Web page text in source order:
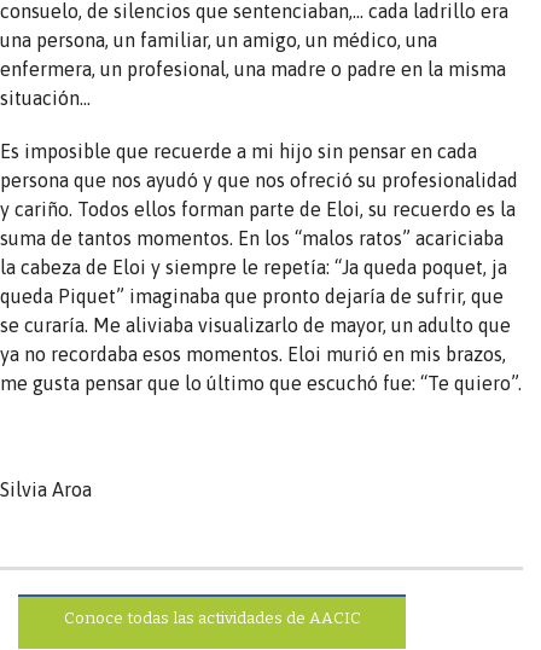
consuelo, de silencios que sentenciaban,… cada ladrillo era
una persona, un familiar, un amigo, un médico, una
enfermera, un profesional, una madre o padre en la misma
situación…
Es imposible que recuerde a mi hijo sin pensar en cada
persona que nos ayudó y que nos ofreció su profesionalidad
y cariño. Todos ellos forman parte de Eloi, su recuerdo es la
suma de tantos momentos. En los “malos ratos” acariciaba
la cabeza de Eloi y siempre le repetía: “Ja queda poquet, ja
queda Piquet” imaginaba que pronto dejaría de sufrir, que
se curaría. Me aliviaba visualizarlo de mayor, un adulto que
ya no recordaba esos momentos. Eloi murió en mis brazos,
me gusta pensar que lo último que escuchó fue: “Te quiero”.
Silvia Aroa
Conoce todas las actividades de AACIC